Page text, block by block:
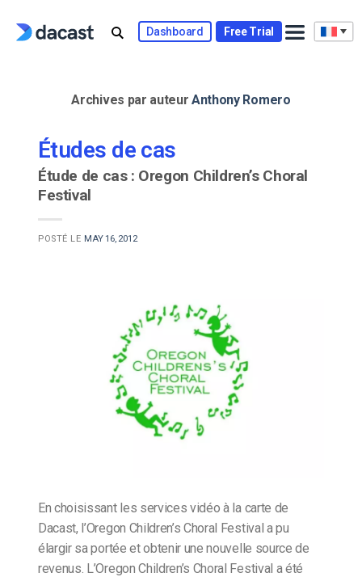
Dashboard Free Trial
Archives par auteurAnthony Romero
Études de cas
Étude de cas : Oregon Children’s Choral
Festival
POSTÉ LE MAY 16, 2012
En choisissant les services vidéo à la carte de
Dacast, l’Oregon Children’s Choral Festival a pu
élargir sa portée et obtenir une nouvelle source de
revenus. L’Oregon Children’s Choral Festival a été